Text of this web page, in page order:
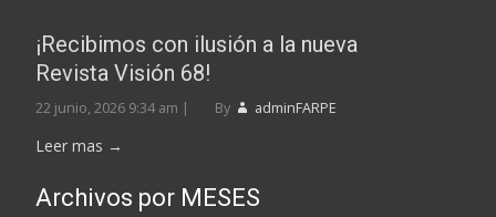
¡Recibimos con ilusión a la nueva
Revista Visión 68!
22 junio, 2026 9:34 am | By adminFARPE
Leer mas →
Archivos por MESES